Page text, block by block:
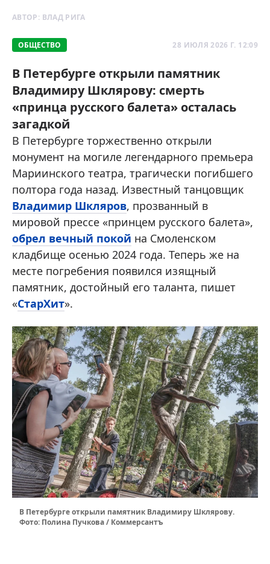
АВТОР: ВЛАД РИГА
ОБЩЕСТВО 28 ИЮЛЯ 2026 Г. 12:09
В Петербурге открыли памятник
Владимиру Шклярову: смерть
«принца русского балета» осталась
загадкой
В Петербурге торжественно открыли
монумент на могиле легендарного премьера
Мариинского театра, трагически погибшего
полтора года назад. Известный танцовщик
Владимир Шкляров, прозванный в
мировой прессе «принцем русского балета»,
обрел вечный покой на Смоленском
кладбище осенью 2024 года. Теперь же на
месте погребения появился изящный
памятник, достойный его таланта, пишет
«СтарХит».
В Петербурге открыли памятник Владимиру Шклярову.
Фото: Полина Пучкова / Коммерсантъ